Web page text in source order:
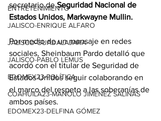
ENTRETENIMIENTO
JALISCO-ENRIQUE ALFARO
JALISCO-GUADALAJARA
JALISCO-PABLO LEMUS
EDOMEX23-POLÍTICA
COAHUILA23-MANOLO JIMÉNEZ SALINAS
EDOMEX23-DELFINA GÓMEZ
secretario de Seguridad Nacional de
Estados Unidos, Markwayne Mullin.
Por medio de un mensaje en redes
sociales, Sheinbaum Pardo detalló que
acordó con el titular de Seguridad de
Estados Unidos seguir colaborando en
el marco del respeto a las soberanías de
ambos países.